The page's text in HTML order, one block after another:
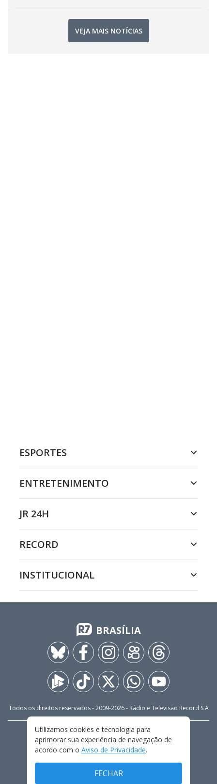
VEJA MAIS NOTÍCIAS
ESPORTES
ENTRETENIMENTO
JR 24H
RECORD
INSTITUCIONAL
BRASÍLIA
Todos os direitos reservados - 2009-2026- Rádio e Televisão Record S.A
FALE CONOSCO
PRIVACIDADE
TERMOS E CONDIÇÕES DE USO
Utilizamos cookies e tecnologia para
aprimorar sua experiência de navegação de
acordo com o Aviso de Privacidade.
FECHAR